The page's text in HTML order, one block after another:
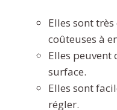
Elles sont
coûteuses à
Elles peuvent
surface.
Elles sont
régler.